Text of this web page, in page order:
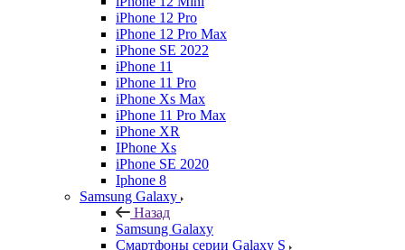
iPhone 12 Pro
iPhone 12 Pro Max
iPhone SE 2022
iPhone 11
iPhone 11 Pro
iPhone Xs Max
iPhone 11 Pro Max
iPhone XR
IPhone Xs
iPhone SE 2020
Iphone 8
Samsung Galaxy
Назад
Samsung Galaxy
Смартфоны серии Galaxy S